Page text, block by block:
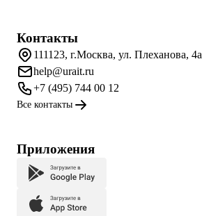
Контакты
111123, г.Москва, ул. Плеханова, 4а
help@urait.ru
+7 (495) 744 00 12
Все контакты
Приложения